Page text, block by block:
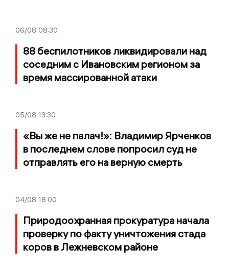
06/08 08:30
88 беспилотников ликвидировали над
соседним с Ивановским регионом за
время массированной атаки
05/08 13:30
«Вы же не палач!»: Владимир Ярченков
в последнем слове попросил суд не
отправлять его на верную смерть
04/08 18:00
Природоохранная прокуратура начала
проверку по факту уничтожения стада
коров в Лежневском районе